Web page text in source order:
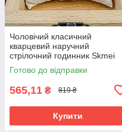
Чоловічий класичний
кварцевий наручний
стрілочний годинник Skmei
1694 PK
Готово до відправки
565,11 ₴ 819 ₴
Купити